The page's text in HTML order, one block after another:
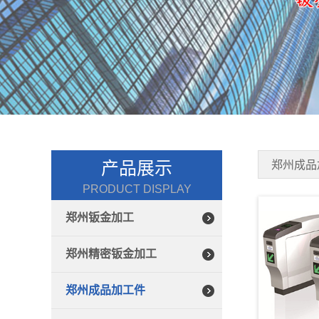
产品展示
PRODUCT DISPLAY
郑州钣金加工
郑州精密钣金加工
郑州成品加工件
郑州成